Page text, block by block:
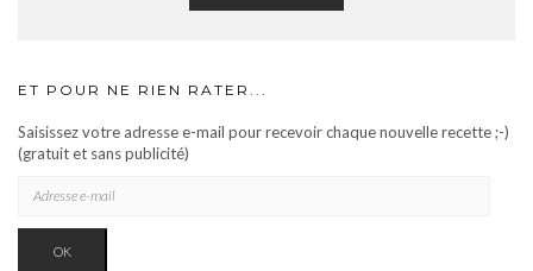
ET POUR NE RIEN RATER...
Saisissez votre adresse e-mail pour recevoir chaque nouvelle recette ;-)
(gratuit et sans publicité)
OK